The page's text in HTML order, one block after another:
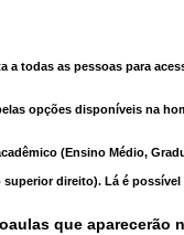
a todas as pessoas para
opções disponíveis na
(Ensino Médio,
direito). Lá é
que aparecerão